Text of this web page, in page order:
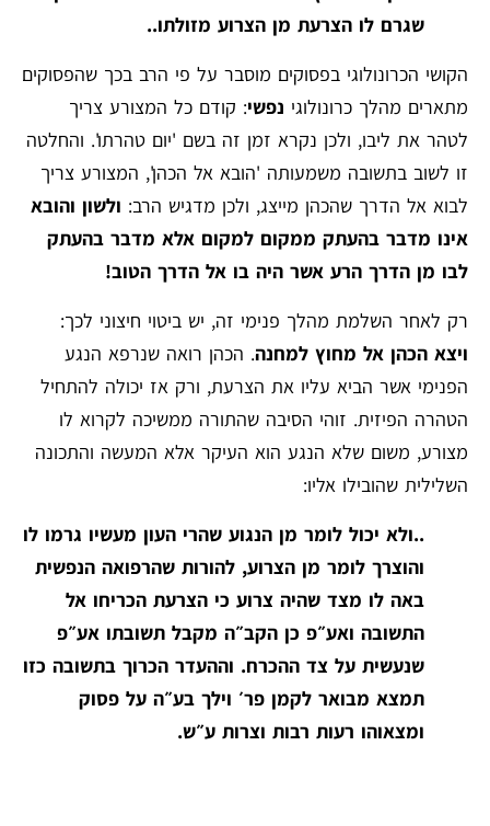
שגרם לו הצרעת מן הצרוע מזולתו..
הקושי הכרונולוגי בפסוקים מוסבר על פי הרב בכך שהפסוקים
מתארים מהלך כרונולוגי נפשי: קודם כל המצורע צריך
לטהר את ליבו, ולכן נקרא זמן זה בשם 'יום טהרתו'. והחלטה
זו לשוב בתשובה משמעותה 'הובא אל הכהן', המצורע צריך
לבוא אל הדרך שהכהן מייצג, ולכן מדגיש הרב: ולשון והובא
אינו מדבר בהעתק ממקום למקום אלא מדבר בהעתק
לבו מן הדרך הרע אשר היה בו אל הדרך הטוב!
רק לאחר השלמת מהלך פנימי זה, יש ביטוי חיצוני לכך:
ויצא הכהן אל מחוץ למחנה. הכהן רואה שנרפא הנגע
הפנימי אשר הביא עליו את הצרעת, ורק אז יכולה להתחיל
הטהרה הפיזית. זוהי הסיבה שהתורה ממשיכה לקרוא לו
מצורע, משום שלא הנגע הוא העיקר אלא המעשה והתכונה
השלילית שהובילו אליו:
..ולא יכול לומר מן הנגוע שהרי העון מעשיו גרמו לו
והוצרך לומר מן הצרוע, להורות שהרפואה הנפשית
באה לו מצד שהיה צרוע כי הצרעת הכריחו אל
התשובה ואע״פ כן הקב״ה מקבל תשובתו אע״פ
שנעשית על צד ההכרח. וההעדר הכרוך בתשובה כזו
תמצא מבואר לקמן פר׳ וילך בע״ה על פסוק
ומצאוהו רעות רבות וצרות ע״ש.